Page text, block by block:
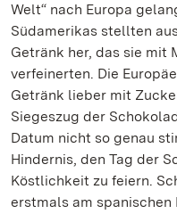
Welt“ nach Europa
Südamerikas stellten
Getränk her, das sie mit
verfeinerten. Die
Getränk lieber mit
Siegeszug der
Datum nicht so genau
Hindernis, den Tag der
Köstlichkeit zu feiern.
erstmals am spanischen